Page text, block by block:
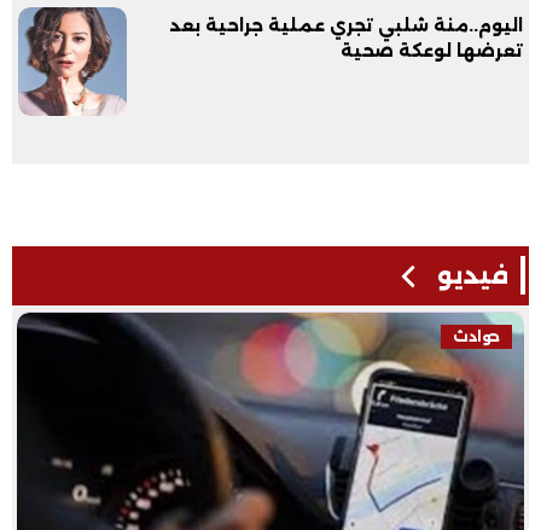
اليوم..منة شلبي تجري عملية جراحية بعد
تعرضها لوعكة صحية
فيديو
حوادث